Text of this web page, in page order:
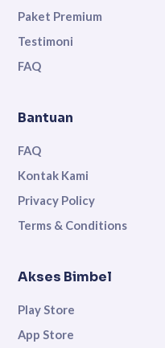
Paket Premium
Testimoni
FAQ
Bantuan
FAQ
Kontak Kami
Privacy Policy
Terms & Conditions
Akses Bimbel
Play Store
App Store